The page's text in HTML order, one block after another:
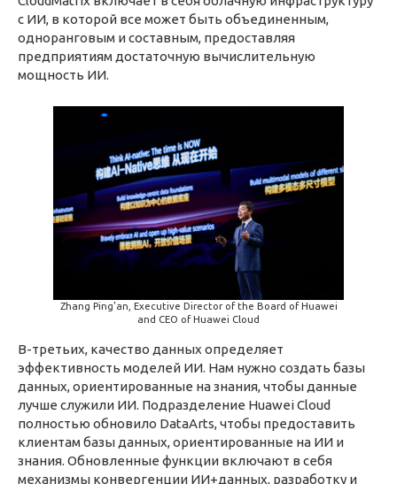
с ИИ, в которой все может быть объединенным,
одноранговым и составным, предоставляя
предприятиям достаточную вычислительную
мощность ИИ.
Zhang Ping’an, Executive Director of the Board of Huawei
and CEO of Huawei Cloud
В-третьих, качество данных определяет
эффективность моделей ИИ. Нам нужно создать базы
данных, ориентированные на знания, чтобы данные
лучше служили ИИ. Подразделение Huawei Cloud
полностью обновило DataArts, чтобы предоставить
клиентам базы данных, ориентированные на ИИ и
знания. Обновленные функции включают в себя
механизмы конвергенции ИИ+данных, разработку и